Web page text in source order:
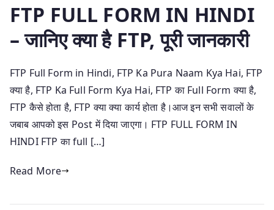
FTP FULL FORM IN HINDI
– जानिए क्या है FTP, पूरी जानकारी
FTP Full Form in Hindi, FTP Ka Pura Naam Kya Hai, FTP
क्या है, FTP Ka Full Form Kya Hai, FTP का Full Form क्या है,
FTP कैसे होता है, FTP क्या क्या कार्य होता है।आज इन सभी सवालों के
जबाब आपको इस Post में दिया जाएगा। FTP FULL FORM IN
HINDI FTP का full […]
Read More